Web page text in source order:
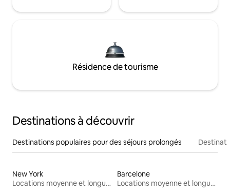
Résidence de tourisme
Destinations à découvrir
Destinations populaires pour des séjours prolongés
New York
Locations moyenne et longue durée
Barcelone
Locations moyenne et longue durée